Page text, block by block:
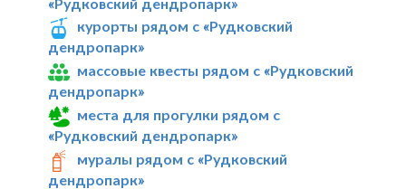
курорты рядом с «Рудковский
дендропарк»
массовые квесты рядом с «Рудковский
дендропарк»
места для прогулки рядом с
«Рудковский дендропарк»
муралы рядом с «Рудковский
дендропарк»